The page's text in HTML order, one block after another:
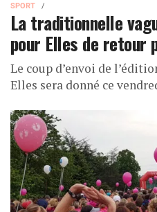
SPORT
La traditionnelle
pour Elles de retour
Le coup d’envoi de
Elles sera donné ce